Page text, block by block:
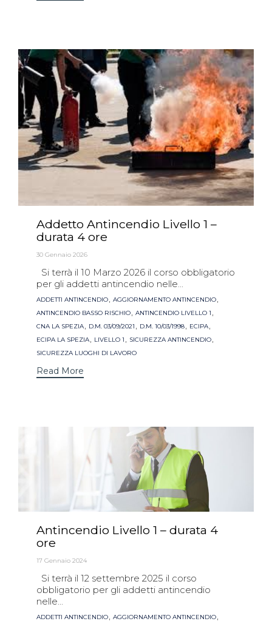
Addetto Antincendio Livello 1 –
durata 4 ore
30 Gennaio 2026
Si terrà il 10 Marzo 2026 il corso obbligatorio
per gli addetti antincendio nelle...
Tags
ADDETTI ANTINCENDIO, AGGIORNAMENTO ANTINCENDIO,
ANTINCENDIO BASSO RISCHIO, ANTINCENDIO LIVELLO 1 ,
CNA LA SPEZIA, D.M. 03/09/2021 , D.M. 10/03/1998, ECIPA,
ECIPA LA SPEZIA, LIVELLO 1 , SICUREZZA ANTINCENDIO,
SICUREZZA LUOGHI DI LAVORO
Read More
Antincendio Livello 1 – durata 4
ore
17 Gennaio 2024
Si terrà il 12 settembre 2025 il corso
obbligatorio per gli addetti antincendio
nelle...
Tags
ADDETTI ANTINCENDIO, AGGIORNAMENTO ANTINCENDIO,